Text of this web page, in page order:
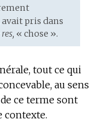
avait pris dans
res, « chose ».
tout ce qui
au sens
ce terme sont
contexte.